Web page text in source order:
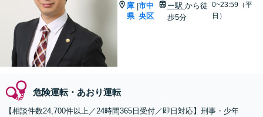
庫
県
|市中
央区
ー駅 から徒
歩5分
0~23:59（平
日）
危険運転・あおり運転
【相談件数24,700件以上／24時間365日受付／即日対応】刑事・少年